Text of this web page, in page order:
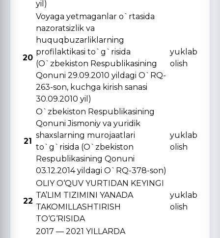
yil)
20
Voyaga yetmaganlar o`rtasida
nazoratsizlik va
huquqbuzarliklarning
profilaktikasi to`g`risida
(O`zbekiston Respublikasining
Qonuni 29.09.2010 yildagi O`RQ-
263-son, kuchga kirish sanasi
30.09.2010 yil)
yuklab
olish
21
O`zbekiston Respublikasining
Qonuni Jismoniy va yuridik
shaxslarning murojaatlari
to`g`risida (O`zbekiston
Respublikasining Qonuni
03.12.2014 yildagi O`RQ-378-son)
yuklab
olish
22
OLIY O‘QUV YURTIDAN KЕYINGI
TA’LIM TIZIMINI YANADA
TAKOMILLASHTIRISH
TO‘G‘RISIDA
yuklab
olish
2017 — 2021 YILLARDA